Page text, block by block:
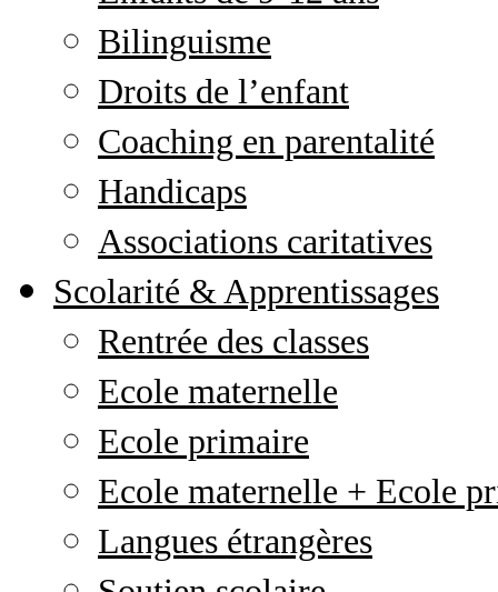
Bilinguisme
Droits de l’enfant
Coaching en parentalité
Handicaps
Associations caritatives
Scolarité & Apprentissages
Rentrée des classes
Ecole maternelle
Ecole primaire
Ecole maternelle + Ecole
Langues étrangères